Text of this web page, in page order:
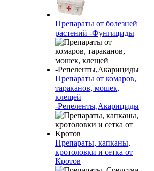
Препараты от болезней
растений -Фунгициды
Препараты от комаров,
тараканов, мошек,
клещей
-Репеленты,Акарициды
Препараты, капканы,
кротоловки и сетка от
Кротов